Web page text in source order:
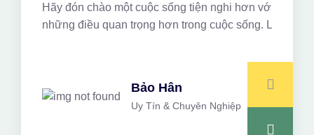
Hãy đón chào một cuộc sống tiện nghi hơn với Bảo
những điều quan trọng hơn trong cuộc sống. Liên hệ
Bảo Hân
Uy Tín & Chuyên Nghiệp